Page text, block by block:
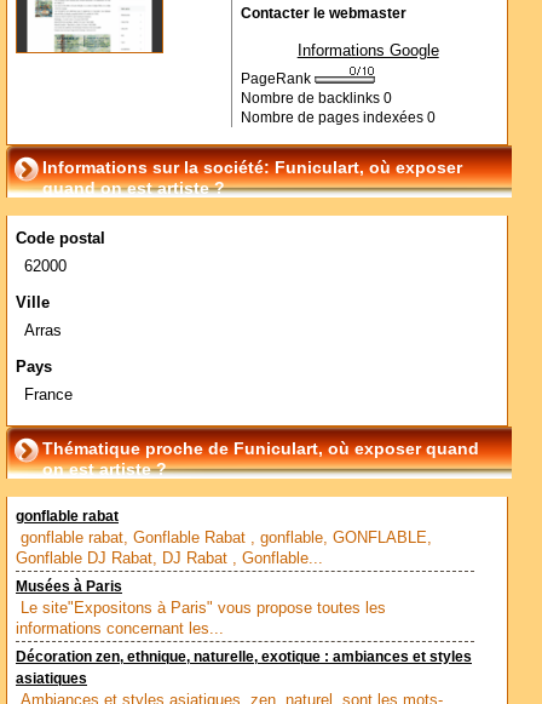
Contacter le webmaster
Informations Google
PageRank
Nombre de backlinks 0
Nombre de pages indexées 0
Informations sur la société: Funiculart, où exposer
quand on est artiste ?
Code postal
62000
Ville
Arras
Pays
France
Thématique proche de Funiculart, où exposer quand
on est artiste ?
gonflable rabat
gonflable rabat, Gonflable Rabat , gonflable, GONFLABLE,
Gonflable DJ Rabat, DJ Rabat , Gonflable...
Musées à Paris
Le site"Expositons à Paris" vous propose toutes les
informations concernant les...
Décoration zen, ethnique, naturelle, exotique : ambiances et styles
asiatiques
Ambiances et styles asiatiques, zen, naturel, sont les mots-